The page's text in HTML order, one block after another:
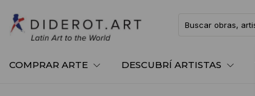
COMPRAR ARTE DESCUBRÍ ARTISTAS